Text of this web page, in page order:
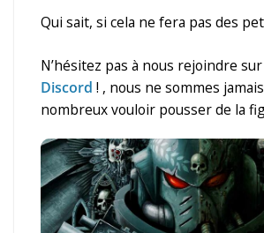
Qui sait, si cela ne fera pas des
N’hésitez pas à nous rejoindre
Discord ! , nous ne sommes
nombreux vouloir pousser de la